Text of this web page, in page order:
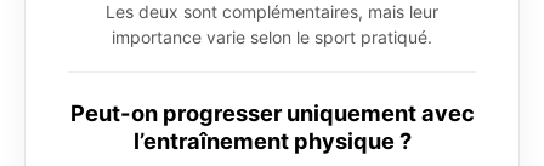
Les deux sont complémentaires, mais leur
importance varie selon le sport pratiqué.
Peut-on progresser uniquement avec
l’entraînement physique ?